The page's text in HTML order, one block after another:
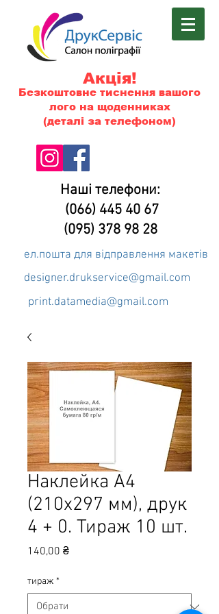
Акція!
Безкоштовне тиснення вашого
лого на щоденниках
(деталі за телефоном)
Наші телефони:
(066) 445 40 67
(095) 378 98 28
ел.пошта для відправлення макетів
designer.drukservice@gmail.com
print.datamedia@gmail.com
Наклейка А4
(210х297 мм), друк
4 + 0. Тираж 10 шт.
140,00 ₴Ціна
тираж *